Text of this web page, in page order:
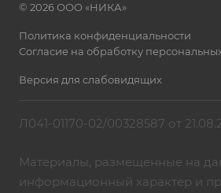
© 2026 ООО «НИКА»
Политика конфиденциальности
Согласие на обработку
Версия для слабовидящих
Л041-01170-02/00328587 от
Материалы, размещенные на
информационный характер и